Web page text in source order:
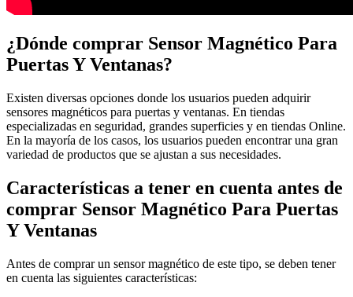
¿Dónde comprar Sensor Magnético Para
Puertas Y Ventanas?
Existen diversas opciones donde los usuarios pueden adquirir
sensores magnéticos para puertas y ventanas. En tiendas
especializadas en seguridad, grandes superficies y en tiendas Online.
En la mayoría de los casos, los usuarios pueden encontrar una gran
variedad de productos que se ajustan a sus necesidades.
Características a tener en cuenta antes de
comprar Sensor Magnético Para Puertas
Y Ventanas
Antes de comprar un sensor magnético de este tipo, se deben tener
en cuenta las siguientes características: